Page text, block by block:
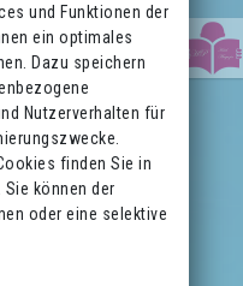
und Funktionen der
ein optimales
Dazu speichern
Nutzerverhalten für
finden Sie in
können der
oder eine selektive